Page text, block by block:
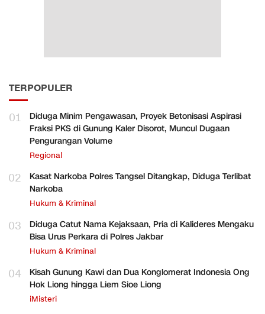
TERPOPULER
01
Diduga Minim Pengawasan, Proyek Betonisasi Aspirasi
Fraksi PKS di Gunung Kaler Disorot, Muncul Dugaan
Pengurangan Volume
Regional
02
Kasat Narkoba Polres Tangsel Ditangkap, Diduga Terlibat
Narkoba
Hukum & Kriminal
03
Diduga Catut Nama Kejaksaan, Pria di Kalideres Mengaku
Bisa Urus Perkara di Polres Jakbar
Hukum & Kriminal
04
Kisah Gunung Kawi dan Dua Konglomerat Indonesia Ong
Hok Liong hingga Liem Sioe Liong
iMisteri